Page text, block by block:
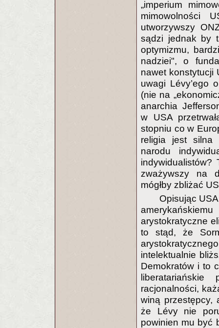
„imperium
mimowolności
utworzywszy
sądzi jednak by
optymizmu,
nadziei", o
nawet konstytucji
uwagi Lévy’ego
(nie na
anarchia
w USA
stopniu co w
religia jest silna
narodu
zważywszy na
mógłby zbliżać
Opisując
arystokratyczne
to stąd, że
intelektualnie
Demokratów i to
racjonalności,
winą przestępcy,
że Lévy nie
powinien mu być